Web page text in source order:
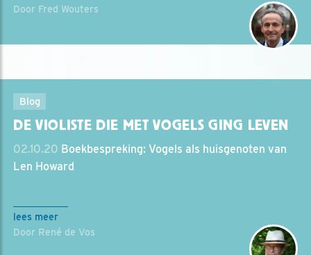
Door Fred Wouters
Blog
DE VIOLISTE DIE MET VOGELS GING LEVEN
02.10.20 Boekbespreking: Vogels als huisgenoten van
Len Howard
lees meer
Door René de Vos